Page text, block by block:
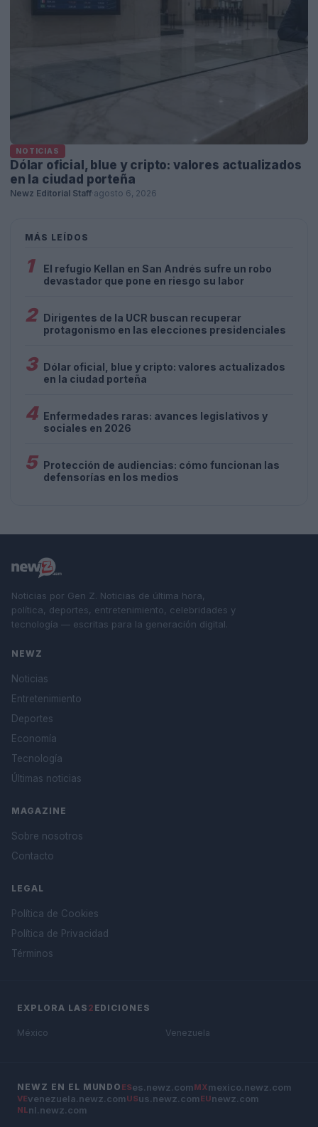
NOTICIAS
Dólar oficial, blue y cripto: valores actualizados
en la ciudad porteña
Newz Editorial Staff agosto 6, 2026
MÁS LEÍDOS
1
El refugio Kellan en San Andrés sufre un robo
devastador que pone en riesgo su labor
2 Dirigentes de la UCR buscan recuperar
protagonismo en las elecciones presidenciales
3 Dólar oficial, blue y cripto: valores actualizados
en la ciudad porteña
4 Enfermedades raras: avances legislativos y
sociales en 2026
5 Protección de audiencias: cómo funcionan las
defensorías en los medios
Noticias por Gen Z. Noticias de última hora,
política, deportes, entretenimiento, celebridades y
tecnología — escritas para la generación digital.
NEWZ
Noticias
Entretenimiento
Deportes
Economía
Tecnología
Últimas noticias
MAGAZINE
Sobre nosotros
Contacto
LEGAL
Política de Cookies
Política de Privacidad
Términos
EXPLORA LAS 2 EDICIONES
México Venezuela
NEWZ EN EL MUNDO ESes.newz.com MXmexico.newz.com
VEvenezuela.newz.com USus.newz.com EUnewz.com
NLnl.newz.com